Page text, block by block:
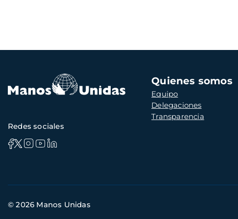
Navegación
principal
Quienes somos
Equipo
Delegaciones
Transparencia
Redes sociales
de
© 2026 Manos Unidas